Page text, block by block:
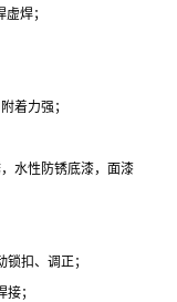
焊；
着力强；
水性防锈底漆，面漆
扣、调正；
；